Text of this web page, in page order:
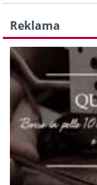
Reklama